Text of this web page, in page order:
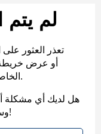
لم يتم
تعذر العثور
الخاصة بنا لمساعدتك في العثور على ما تريد.
هل لديك أي مشكلة
وسنعاود التواصل معك. شكرًا على صبرك!